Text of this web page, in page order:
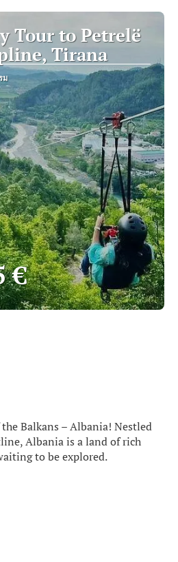
ดู
Tour to Petrelë
Tirana
ม
€
Balkans – Albania! Nestled
Albania is a land of rich
to be explored.